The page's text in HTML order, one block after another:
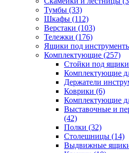
Тумбы (33)
Шкафы (112)
Верстаки (103)
Тележки (176)
Ящики под
Комплектующие (257)
Стойки под ящики
Комплектующие
Держатели
Коврики (6)
Комплектующие
Выставочные и
(42)
Полки (32)
Столешницы (14)
Выдвижные